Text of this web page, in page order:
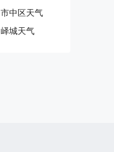
市中区天气
峄城天气